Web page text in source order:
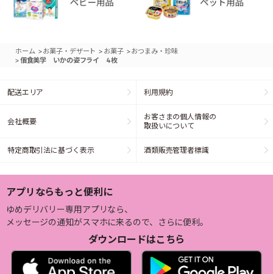
ホーム >お菓子・デザート > お菓子 >おつまみ・珍味
>個食美学 いかの姿フライ 4枚
配送エリア 利用規約
会社概要
お客さまの個人情報の
取扱いについて
特定商取引法に基づく表示 酒類販売管理者標識
アプリならもっと便利に
ゆめデリバリー専用アプリなら、
メッセージの通知がスマホに来るので、さらに便利。
ダウンロードはこちら